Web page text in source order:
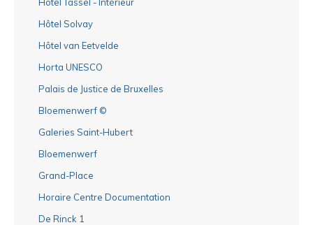
Hôtel Solvay
Hôtel van Eetvelde
Horta UNESCO
Palais de Justice de Bruxelles
Bloemenwerf ©
Galeries Saint-Hubert
Bloemenwerf
Grand-Place
Horaire Centre Documentation
De Rinck 1